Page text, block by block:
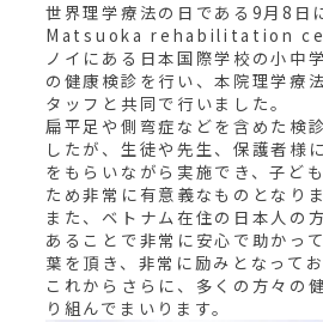
世界理学療法の日である9月8
Matsuoka rehabilitation
ノイにある日本国際学校の小中
の健康検診を行い、本院理学療
タッフと共同で行いました。
扁平足や側弯症などを含めた検
したが、生徒や先生、保護者様
をもらいながら実施でき、子ど
ため非常に有意義なものとなりま
また、ベトナム在住の日本人の
あることで非常に安心で助かっ
葉を頂き、非常に励みとなってお
これからさらに、多くの方々の
り組んでまいります。